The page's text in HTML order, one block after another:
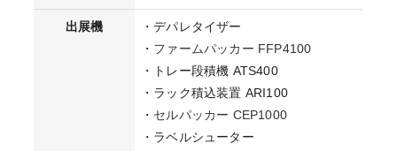
出展機
・デパレタイザー
・ ファームパッカー FFP4100
・トレー段積機 ATS400
・ラック積込装置 ARI100
・ セルパッカー CEP1000
・ラベルシューター